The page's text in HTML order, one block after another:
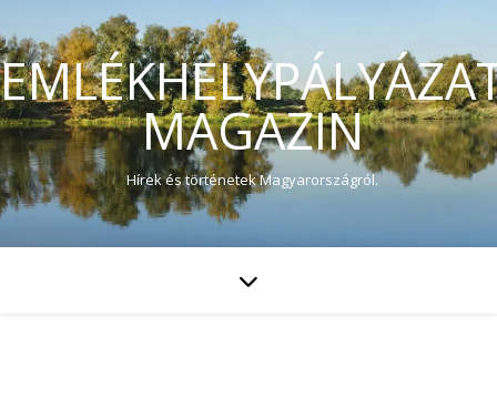
MAGAZIN
Hírek és történetek Magyarországról.